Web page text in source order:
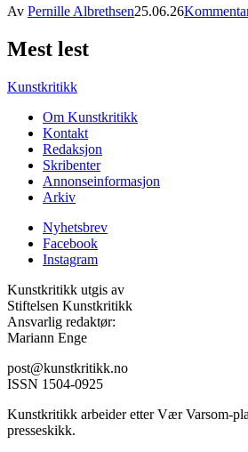
Av Pernille Albrethsen25.06.26
Mest lest
Kunstkritikk
Om Kunstkritikk
Kontakt
Redaksjon
Skribenter
Annonseinformasjon
Arkiv
Nyhetsbrev
Facebook
Instagram
Kunstkritikk utgis av
Stiftelsen Kunstkritikk
Ansvarlig redaktør:
Mariann Enge
post@kunstkritikk.no
ISSN 1504-0925
Kunstkritikk arbeider etter Vær Varsom-
presseskikk.